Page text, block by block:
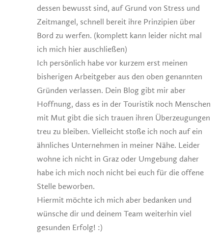
dessen bewusst sind, auf Grund von Stress und
Zeitmangel, schnell bereit ihre Prinzipien über
Bord zu werfen. (komplett kann leider nicht mal
ich mich hier auschließen)
Ich persönlich habe vor kurzem erst meinen
bisherigen Arbeitgeber aus den oben genannten
Gründen verlassen. Dein Blog gibt mir aber
Hoffnung, dass es in der Touristik noch Menschen
mit Mut gibt die sich trauen ihren Überzeugungen
treu zu bleiben. Vielleicht stoße ich noch auf ein
ähnliches Unternehmen in meiner Nähe. Leider
wohne ich nicht in Graz oder Umgebung daher
habe ich mich noch nicht bei euch für die offene
Stelle beworben.
Hiermit möchte ich mich aber bedanken und
wünsche dir und deinem Team weiterhin viel
gesunden Erfolg! :)